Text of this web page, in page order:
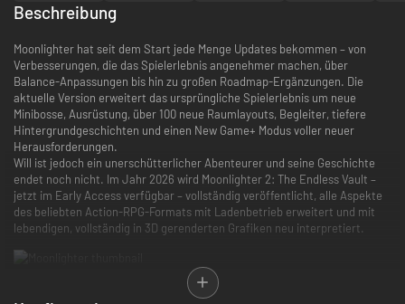
Beschreibung
Moonlighter hat seit dem Start jede Menge Updates bekommen – von
Verbesserungen, die das Spielerlebnis angenehmer machen, über
Balance-Anpassungen bis hin zu großen Roadmap-Ergänzungen. Die
aktuelle Version erweitert das ursprüngliche Spielerlebnis um neue
Minibosse, Ausrüstung, über 100 neue Raumlayouts, Begleiter, tiefere
Hintergrundgeschichten und einen New Game+ Modus voller neuer
Herausforderungen.
Will ist jedoch ein unerschütterlicher Abenteurer und seine Geschichte
endet noch nicht. Im Jahr 2026 wird Moonlighter 2: The Endless Vault –
jetzt im Early Access verfügbar – vollständig veröffentlicht, alle Aspekte
des beliebten Action-RPG-Formats mit Ladenbetrieb erweitert und mit
lebendigen, vollständig in 3D gerenderten Grafiken neu interpretiert.
Vor langer Zeit wurde bei einer archäologischen Ausgrabung eine Gruppe